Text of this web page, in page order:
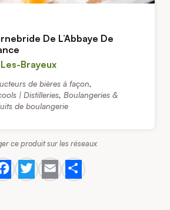
De L’Abbaye De
Brayeux
de bières à façon,
| Distilleries, Boulangeries &
de boulangerie
ce produit sur les réseaux
Facebook
Twitter
EmailShare